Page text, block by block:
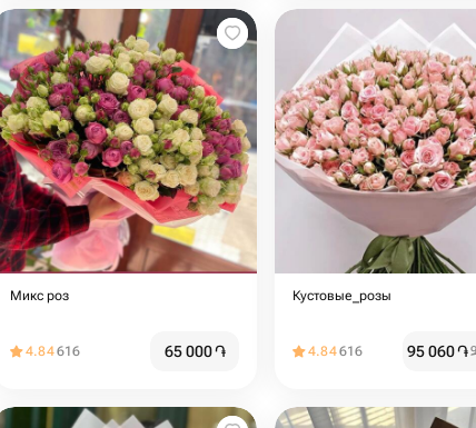
Микс роз
4.84616 65 000֏
Кустовые_розы
4.84616 95 060֏